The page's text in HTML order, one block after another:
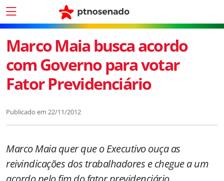
Marco Maia busca acordo
com Governo para votar
Fator Previdenciário
Publicado em 22/11/2012
Marco Maia quer que o Executivo ouça as
reivindicações dos trabalhadores e chegue a um